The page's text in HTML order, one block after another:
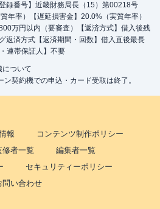
録番号】近畿財務局長（15）第00218号
年率）【遅延損害金】20.0%（実質年率）
万円以内（要審査）【返済方式】借入後残
返済方式【返済期間・回数】借入直後最長
連帯保証人】不要
について
契約機での申込・カード受取は終了。
報
コンテンツ制作ポリシー
修者一覧
編集者一覧
セキュリティーポリシー
問い合わせ